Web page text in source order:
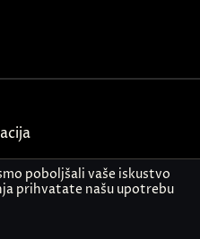
poboljšali vaše iskustvo
prihvatate našu upotrebu